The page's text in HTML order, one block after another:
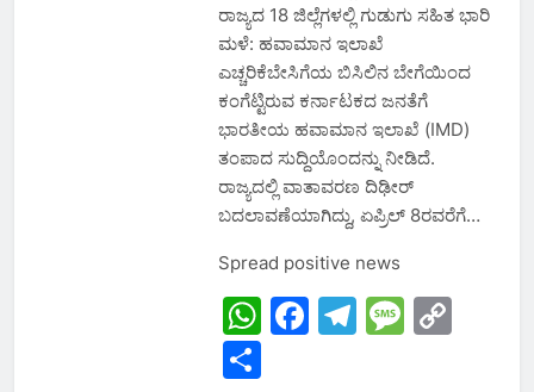
ರಾಜ್ಯದ 18 ಜಿಲ್ಲೆಗಳಲ್ಲಿ ಗುಡುಗು ಸಹಿತ ಭಾರಿ
ಮಳೆ: ಹವಾಮಾನ ಇಲಾಖೆ
ಎಚ್ಚರಿಕೆಬೇಸಿಗೆಯ ಬಿಸಿಲಿನ ಬೇಗೆಯಿಂದ
ಕಂಗೆಟ್ಟಿರುವ ಕರ್ನಾಟಕದ ಜನತೆಗೆ
ಭಾರತೀಯ ಹವಾಮಾನ ಇಲಾಖೆ (IMD)
ತಂಪಾದ ಸುದ್ದಿಯೊಂದನ್ನು ನೀಡಿದೆ.
ರಾಜ್ಯದಲ್ಲಿ ವಾತಾವರಣ ದಿಢೀರ್
ಬದಲಾವಣೆಯಾಗಿದ್ದು, ಏಪ್ರಿಲ್ 8ರವರೆಗೆ…
Spread positive news
WhatsApp
Facebook
Telegram
Share